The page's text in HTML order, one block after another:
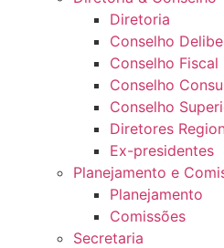
Diretoria
Conselho
Conselho Fiscal
Conselho
Conselho
Diretores
Ex-presidentes
Planejamento e
Planejamento
Comissões
Secretaria